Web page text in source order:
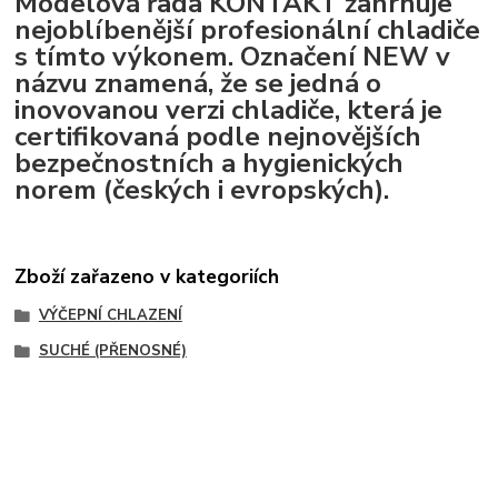
nejoblíbenější profesionální chladiče
s tímto výkonem. Označení NEW v
názvu znamená, že se jedná o
inovovanou verzi chladiče, která je
certifikovaná podle nejnovějších
bezpečnostních a hygienických
norem (českých i evropských).
Zboží zařazeno v kategoriích
VÝČEPNÍ CHLAZENÍ
SUCHÉ (PŘENOSNÉ)